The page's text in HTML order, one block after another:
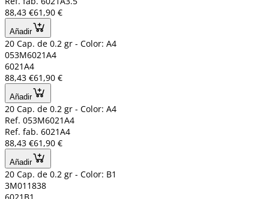
88,43 €61,90 €
Añadir
20 Cap. de 0.2 gr - Color: A4
053M6021A4
6021A4
88,43 €61,90 €
Añadir
20 Cap. de 0.2 gr - Color: A4
Ref. 053M6021A4
Ref. fab. 6021A4
88,43 €61,90 €
Añadir
20 Cap. de 0.2 gr - Color: B1
3M011838